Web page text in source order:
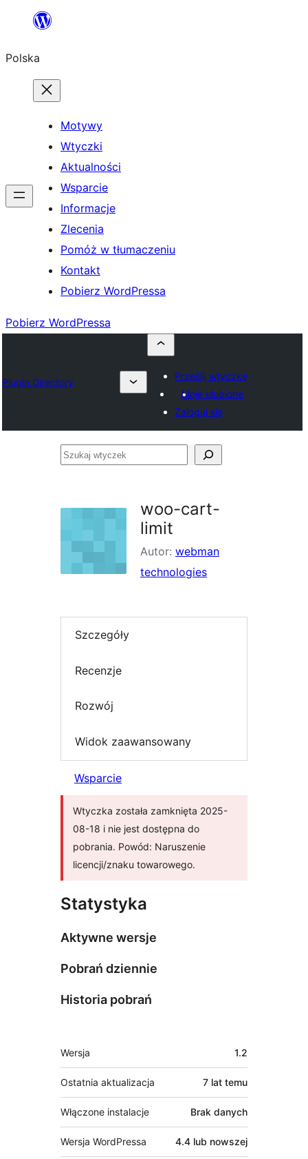
Przejdź
treści
Polska
Motywy
Wtyczki
Aktualności
Wsparcie
Informacje
Zlecenia
Pomóż w tłumaczeniu
Kontakt
Pobierz WordPressa
Pobierz WordPressa
Plugin Directory
Prześlij wtyczkę
Moje ulubione
Zaloguj się
Szukaj
woo-cart-
limit
Autor: webman
technologies
Szczegóły
Recenzje
Rozwój
Widok zaawansowany
Wsparcie
Wtyczka została zamknięta 2025-
08-18 i nie jest dostępna do
pobrania. Powód: Naruszenie
licencji/znaku towarowego.
Statystyka
Aktywne wersje
Pobrań dziennie
Historia pobrań
Meta
Wersja 1.2
Ostatnia aktualizacja 7 lat temu
Włączone instalacje Brak danych
Wersja WordPressa 4.4 lub nowszej